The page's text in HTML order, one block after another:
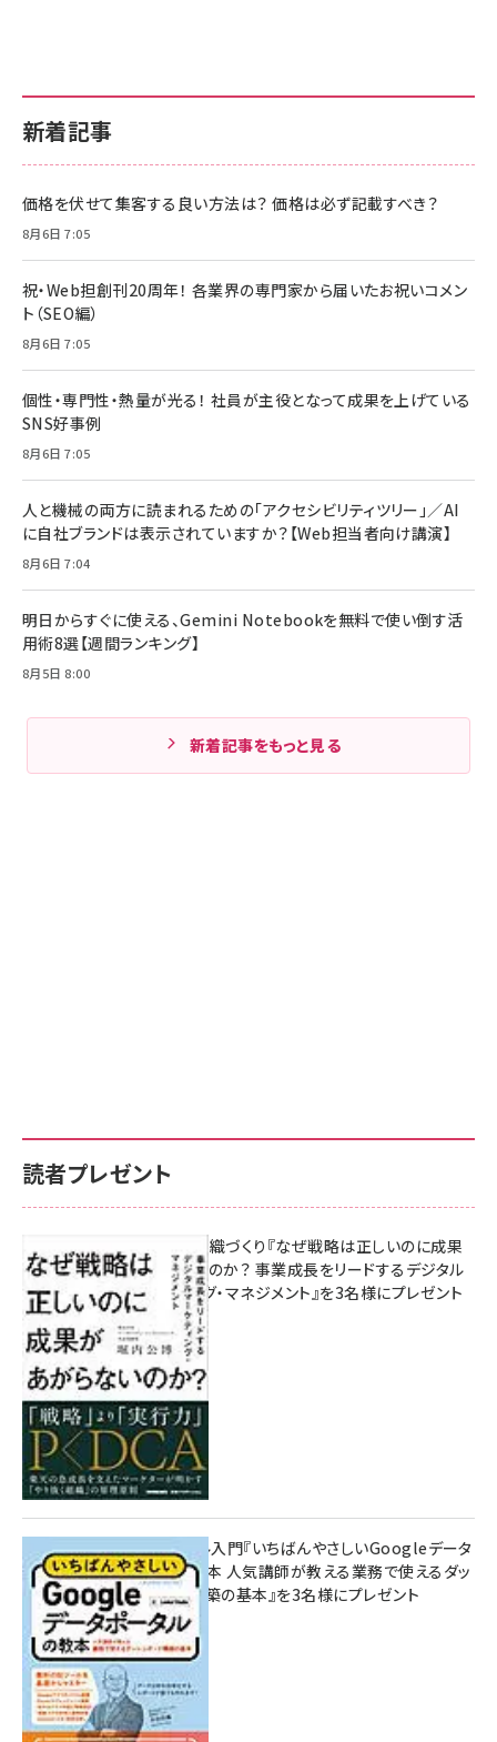
新着記事
価格を伏せて集客する良い方法は？ 価格は必ず記載すべき？
8月6日 7:05
祝・Web担創刊20周年！ 各業界の専門家から届いたお祝いコメン
ト（SEO編）
8月6日 7:05
個性・専門性・熱量が光る！ 社員が主役となって成果を上げている
SNS好事例
8月6日 7:05
人と機械の両方に読まれるための「アクセシビリティツリー」／AI
に自社ブランドは表示されていますか？【Web担当者向け講演】
8月6日 7:04
明日からすぐに使える、Gemini Notebookを無料で使い倒す活
用術8選【週間ランキング】
8月5日 8:00
新着記事をもっと見る
読者プレゼント
成果を生む組織づくり『なぜ戦略は正しいのに成果
があがらないのか？ 事業成長をリードするデジタル
マーケティング・マネジメント』を3名様にプレゼント
10:00
無料BIツール入門『いちばんやさしいGoogleデータ
ポータルの教本 人気講師が教える業務で使えるダッ
シュボード構築の基本』を3名様にプレゼント
7月31日 10:00